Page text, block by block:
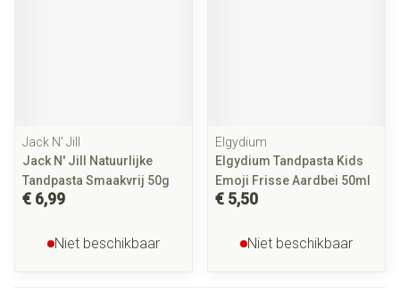
Jack N' Jill
Jack N' Jill Natuurlijke
Tandpasta Smaakvrij 50g
€ 6,99
Niet beschikbaar
Elgydium
Elgydium Tandpasta Kids
Emoji Frisse Aardbei 50ml
€ 5,50
Niet beschikbaar